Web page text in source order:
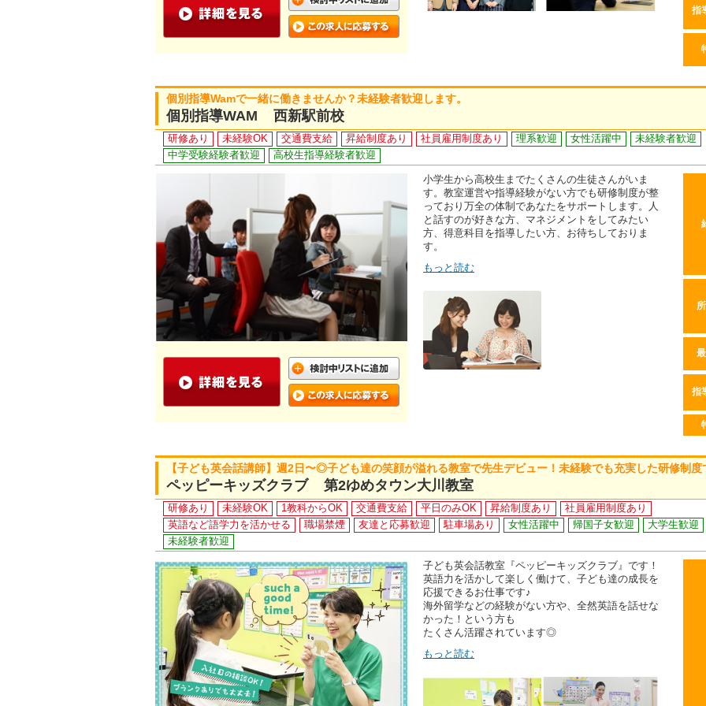
指
個別指導Wamで一緒に働きませんか？未経験者歓迎します。
個別指導WAM 西新駅前校
研修あり 未経験OK 交通費支給 昇給制度あり 社員雇用制度あり 理系歓迎 女性活躍中
未経験者歓迎
中学受験経験者歓迎
高校生指導経験者歓迎
小学生から高校生までたくさんの生徒さんがいま
す。教室運営や指導経験がない方でも研修制度が整
っており万全の体制であなたをサポートします。人
と話すのが好きな方、マネジメントをしてみたい
方、得意科目を指導したい方、お待ちしておりま
す。
もっと読む
指
【子ども英会話講師】週2日〜◎子ども達の笑顔が溢れる教室で先生デビュー！未経験でも充実した研修制度
ペッピーキッズクラブ 第2ゆめタウン大川教室
研修あり 未経験OK 1教科からOK 交通費支給 平日のみOK 昇給制度あり
社員雇用制度あり
英語など語学力を活かせる
職場禁煙 友達と応募歓迎 駐車場あり 女性活躍中 帰国子女歓迎
大学生歓迎
未経験者歓迎
子ども英会話教室『ペッピーキッズクラブ』です！
英語力を活かして楽しく働けて、子ども達の成長を
応援できるお仕事です♪
海外留学などの経験がない方や、全然英語を話せな
かった！という方も
たくさん活躍されています◎
もっと読む